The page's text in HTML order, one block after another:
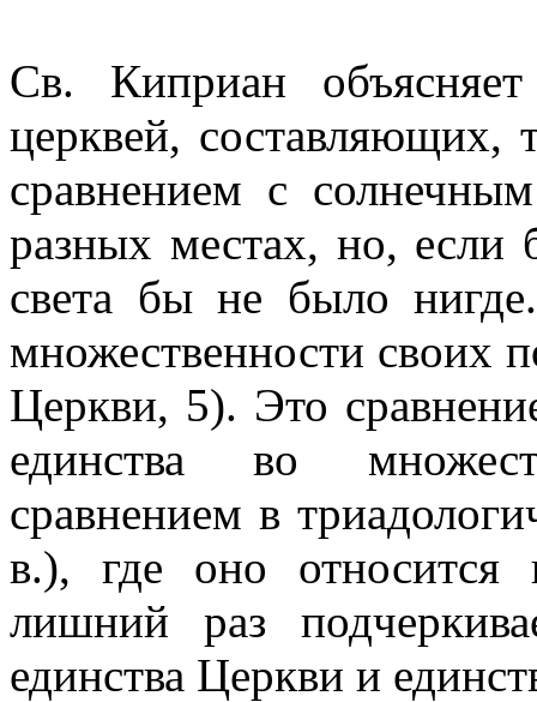
Св. Киприан
церквей, составляющих,
сравнением с
разных местах, но, если
света бы не было
множественности своих
Церкви, 5). Это
единства во
сравнением в
в.), где оно
лишний раз
единства Церкви и